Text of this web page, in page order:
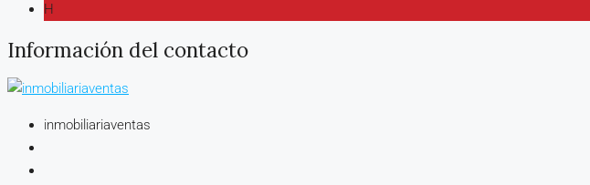
H
Información del contacto
inmobiliariaventas